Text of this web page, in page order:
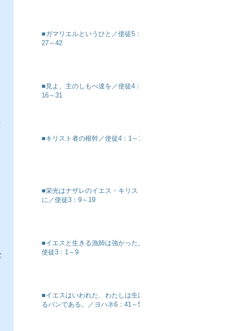
■ガマリエルというひと／使徒5：
27～42
■見よ、主のしもべ達を／使徒4：
16～31
■キリスト者の根幹／使徒4：1～12
■栄光はナザレのイエス・キリスト
に／使徒3：9～19
■イエスと生きる漁師は強かった／
使徒3：1～9
■イエスはいわれた、わたしは生け
るパンである。／ヨハネ6：41～51